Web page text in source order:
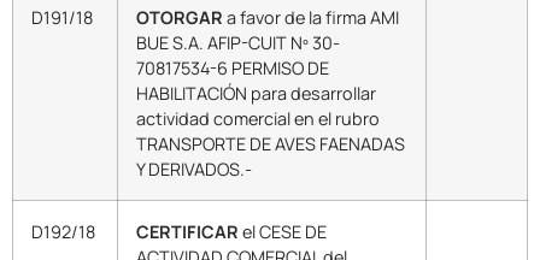
D191/18 OTORGAR a favor de la firma AMI
BUE S.A. AFIP-CUIT Nº 30-
70817534-6 PERMISO DE
HABILITACIÓN para desarrollar
actividad comercial en el rubro
TRANSPORTE DE AVES FAENADAS
Y DERIVADOS.-
D192/18 CERTIFICAR el CESE DE